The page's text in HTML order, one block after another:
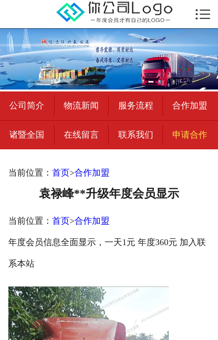
 首页
公司简介
物流新闻
绍兴至全国
合作加盟
宜荣智联

公司简介 物流新闻 服务流程 合作加盟
诸暨全国 在线留言 联系我们 申请合作
当前位置： 首页>合作加盟
袁禄峰**升级年度会员显示
当前位置： 首页>合作加盟
年度会员信息全面显示，一天1元 年度360元 加入联
系本站